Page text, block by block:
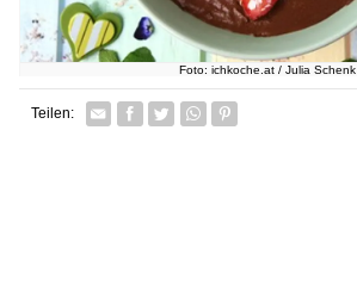
Foto: ichkoche.at / Julia Schenk
Teilen: Facebook
TwitterWhatsapp senden
Pin it